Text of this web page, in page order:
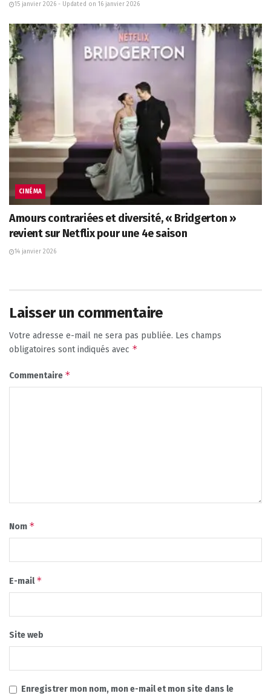
15 janvier 2026 - Updated on 16 janvier 2026
CINÉMA
Amours contrariées et diversité, « Bridgerton »
revient sur Netflix pour une 4e saison
14 janvier 2026
Laisser un commentaire
Votre adresse e-mail ne sera pas publiée. Les champs
obligatoires sont indiqués avec *
Commentaire *
Nom *
E-mail*
Site web
Enregistrer mon nom, mon e-mail et mon site dans le